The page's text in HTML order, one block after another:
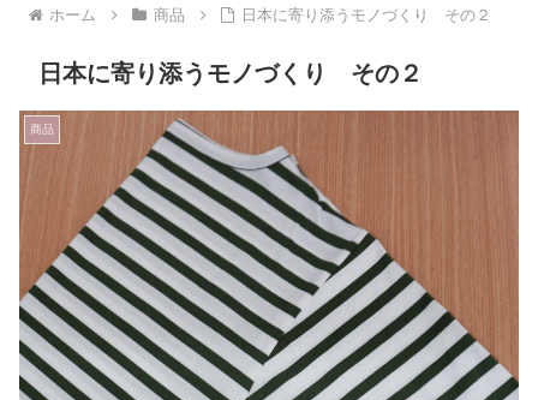
ホーム 商品 日本に寄り添うモノづくり その２
日本に寄り添うモノづくり その２
商品